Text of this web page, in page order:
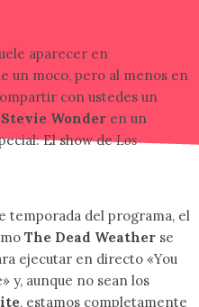
aparecer en
un moco, pero al menos en
con ustedes un
Stevie Wonder en un
El show deLos
temporada del programa, el
The Dead Weather se
ejecutar en directo «You
y, aunque no sean los
, estamos completamente